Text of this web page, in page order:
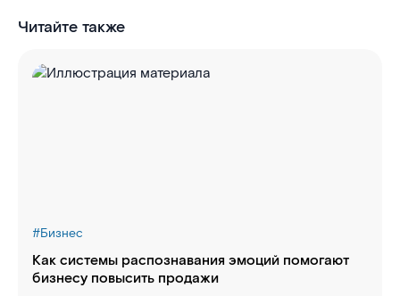
Читайте также
#Бизнес
Как системы распознавания эмоций помогают
бизнесу повысить продажи